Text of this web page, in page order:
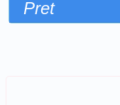
Pret